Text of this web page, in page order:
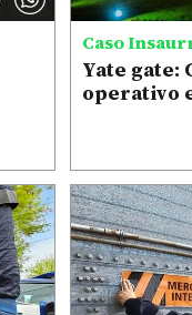
Caso
Yate
operativo